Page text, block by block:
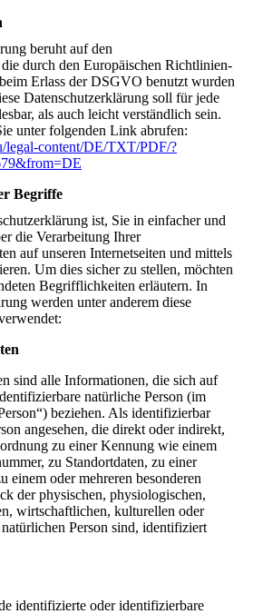
beruht auf den
durch den Europäischen Richtlinien-
Erlass der DSGVO benutzt wurden
Datenschutzerklärung soll für jede
als auch leicht verständlich sein.
unter folgenden Link abrufen:
legal-content/DE/TXT/PDF/?
Begriffe
ist, Sie in einfacher und
die Verarbeitung Ihrer
auf unseren Internetseiten und mittels
Um dies sicher zu stellen, möchten
Begrifflichkeiten erläutern. In
werden unter anderem diese
sind alle Informationen, die sich auf
natürliche Person (im
beziehen. Als identifizierbar
angesehen, die direkt oder indirekt,
zu einer Kennung wie einem
zu Standortdaten, zu einer
einem oder mehreren besonderen
der physischen, physiologischen,
wirtschaftlichen, kulturellen oder
Person sind, identifiziert
identifizierte oder identifizierbare